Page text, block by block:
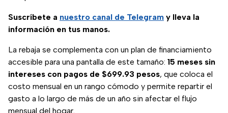
Suscríbete a nuestro canal de Telegram y lleva la
información en tus manos.
La rebaja se complementa con un plan de financiamiento
accesible para una pantalla de este tamaño: 15 meses sin
intereses con pagos de $699.93 pesos, que coloca el
costo mensual en un rango cómodo y permite repartir el
gasto a lo largo de más de un año sin afectar el flujo
mensual del hogar.